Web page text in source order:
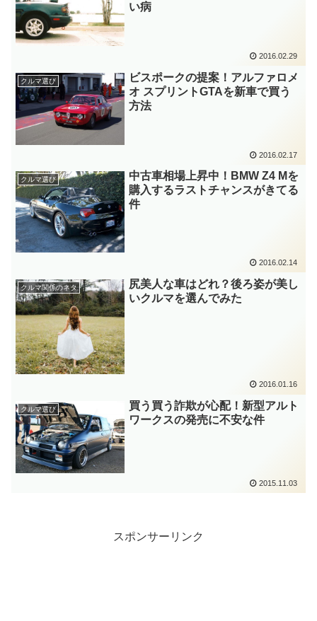
い病
2016.02.29
クルマ選び
ビスポークの提案！アルファロメ
オ スプリントGTAを新車で買う
方法
2016.02.17
クルマ選び
中古車相場上昇中！BMW Z4 Mを
購入するラストチャンスがきてる
件
2016.02.14
クルマ関係のネタ
尻美人な車はどれ？後ろ姿が美し
いクルマを選んでみた
2016.01.16
クルマ選び
買う買う詐欺が心配！新型アルト
ワークスの発売に不安な件
2015.11.03
スポンサーリンク